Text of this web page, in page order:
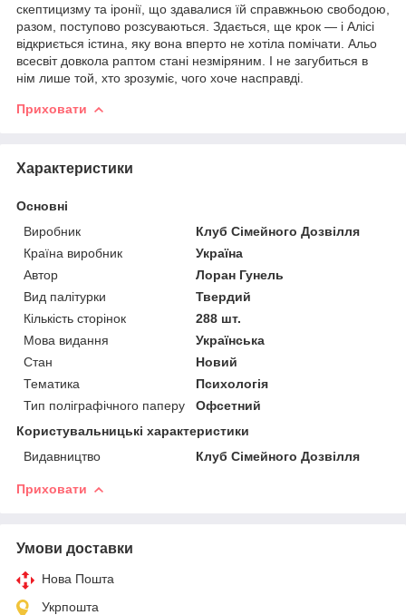
скептицизму та іронії, що здавалися їй справжньою свободою,
разом, поступово розсуваються. Здається, ще крок — і Алісі
відкриється істина, яку вона вперто не хотіла помічати. Альо
всесвіт довкола раптом стані незміряним. І не загубиться в
нім лише той, хто зрозуміє, чого хоче насправді.
Приховати
Характеристики
Основні
Виробник
Клуб Сімейного Дозвілля
Країна виробник
Україна
Автор
Лоран Гунель
Вид палітурки
Твердий
Кількість сторінок
288 шт.
Мова видання
Українська
Стан
Новий
Тематика
Психологія
Тип поліграфічного паперу
Офсетний
Користувальницькі характеристики
Видавництво
Клуб Сімейного Дозвілля
Приховати
Умови доставки
Нова Пошта
Укрпошта